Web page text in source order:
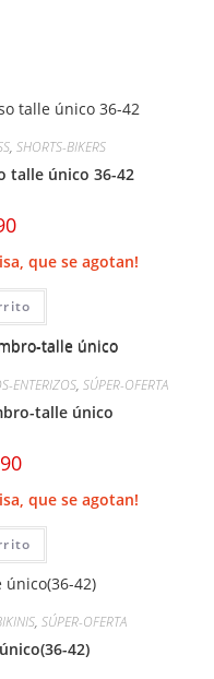
, SHORTS-BIKERS
talle único 36-42
El
precio
es:que se agotan!
ENTERIZOS, SÚPER-OFERTA
talle único
El
precio
es:
que se agotan!
, SÚPER-OFERTA
42)